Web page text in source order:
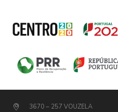
3670 – 257 VOUZELA